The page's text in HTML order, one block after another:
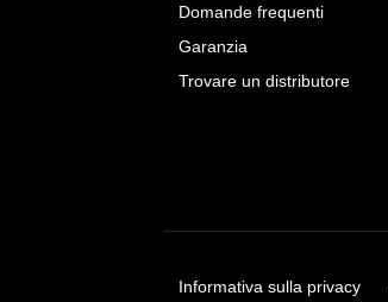
Domande frequenti
Garanzia
Trovare un distributore
Informativa sulla privacy